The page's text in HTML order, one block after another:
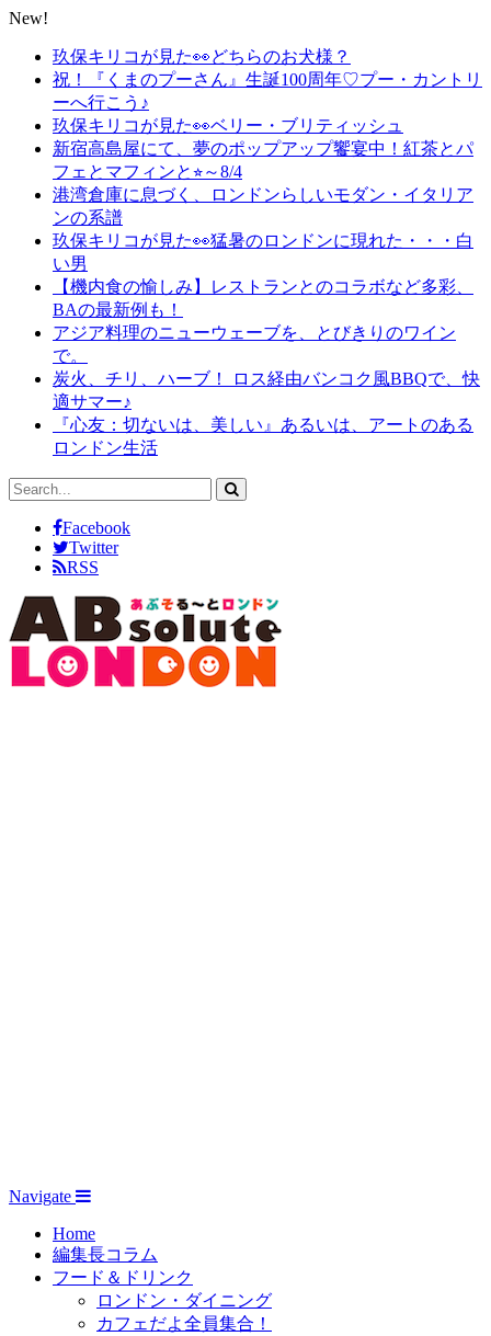
New!
玖保キリコが見た👀どちらのお犬様？
祝！『くまのプーさん』生誕100周年♡プー・カントリ
ーへ行こう♪
玖保キリコが見た👀ベリー・ブリティッシュ
新宿高島屋にて、夢のポップアップ饗宴中！紅茶とパ
フェとマフィンと⭐︎～8/4
港湾倉庫に息づく、ロンドンらしいモダン・イタリア
ンの系譜
玖保キリコが見た👀猛暑のロンドンに現れた・・・白
い男
【機内食の愉しみ】レストランとのコラボなど多彩、
BAの最新例も！
アジア料理のニューウェーブを、とびきりのワイン
で。
炭火、チリ、ハーブ！ ロス経由バンコク風BBQで、快
適サマー♪
『心友：切ないは、美しい』あるいは、アートのある
ロンドン生活
Facebook
Twitter
RSS
Navigate
Home
編集長コラム
フード＆ドリンク
ロンドン・ダイニング
カフェだよ全員集合！